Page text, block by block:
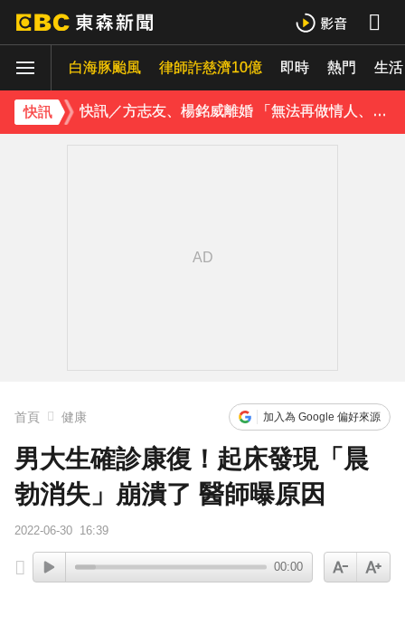
白海豚颱風 律師詐慈濟10億 即時 熱門 生活
快訊
玉澤演巡演首站獻給台北！加碼「自拍+簽名會」 寵粉無極限
快訊／方志友、楊銘威離婚 「無法再做情人、永遠是家人」
橋上懸掛5屍體！墨西哥小鎮爆慘案 居民嘆：晚上如鬼城
首頁 健康 加入為 Google 偏好來源
男大生確診康復！起床發現「晨
勃消失」崩潰了 醫師曝原因
2022-06-30 16:39
00:00